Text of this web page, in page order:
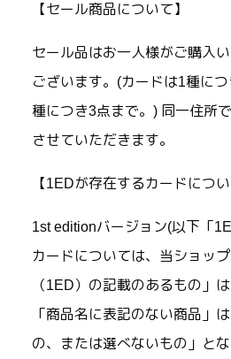
【セール商品について】
セール品はお一人様がご購入
ございます。(カードは1種に
種につき3点まで。) 同一住所
させていただきます。
【1EDが存在するカードについ
1st editionバージョン(以下「
カードについては、当ショッ
（1ED）の記載のあるもの」
「商品名に表記のない商品」
の、または選べないもの」と